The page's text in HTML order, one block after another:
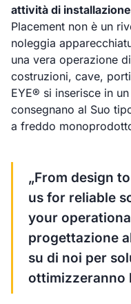
attività di
Placement non è un
noleggia
una vera operazione
costruzioni, cave,
EYE® si inserisce in
consegnano al Suo
a freddo
„From design
us for reliable
your
progettazione
su di noi per
ottimizzeranno